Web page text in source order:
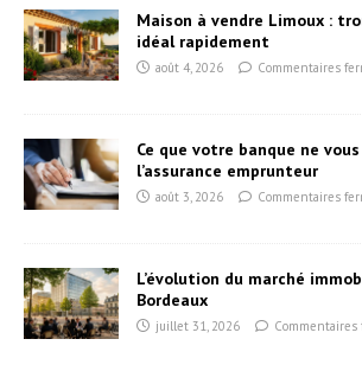
Maison à vendre Limoux :
idéal rapidement
août 4, 2026 Commentaires
Ce que votre banque ne
l’assurance emprunteur
août 3, 2026 Commentaires
L’évolution du marché
Bordeaux
juillet 31, 2026 Commentaires